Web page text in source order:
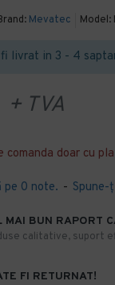
Mevatec Model:
livrat in 3 - 4
pe 0 note. - Spune-
+ TVA
comanda doar cu
MAI BUN RAPORT
calitative, suport
FI RETURNAT!